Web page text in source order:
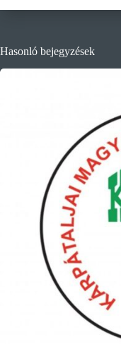
Hasonló bejegyzések